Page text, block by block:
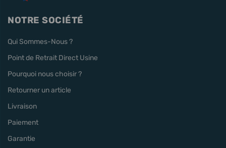
NOTRE SOCIÉTÉ
Qui Sommes-Nous ?
Point de Retrait Direct Usine
Pourquoi nous choisir ?
Retourner un article
Livraison
Paiement
Garantie